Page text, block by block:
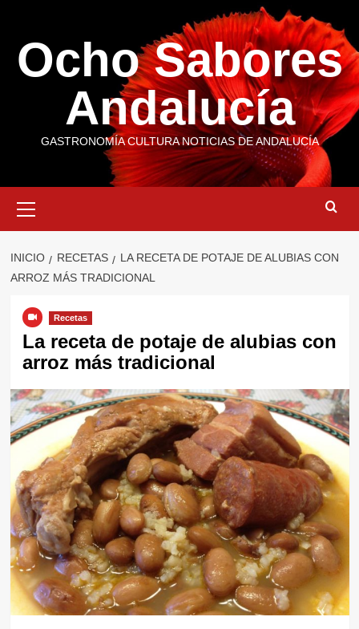
contenido
Ocho Sabores
Andalucía
GASTRONOMÍA CULTURA NOTICIAS DE ANDALUCÍA
primario
INICIO RECETAS
LA RECETA DE POTAJE DE ALUBIAS CON
ARROZ MÁS TRADICIONAL
Recetas
La receta de potaje de alubias con
arroz más tradicional